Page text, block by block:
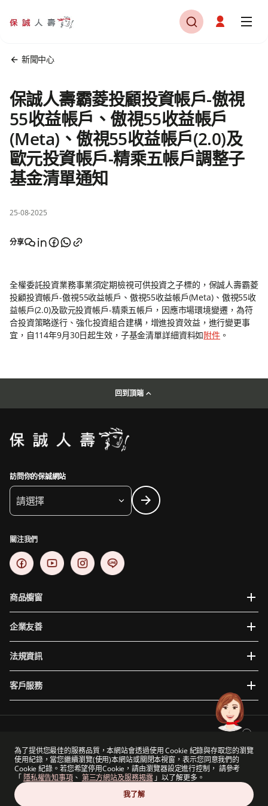
新聞中心
保誠人壽霸菱投顧投資帳戶-傲視
55收益帳戶、傲視55收益帳戶
(Meta)、傲視55收益帳戶(2.0)及
歐元投資帳戶-精乘五帳戶調整子
基金清單通知
25-08-2025
分享
全權委託投資業務事業須定期檢視可供投資之子標的，保誠人壽霸菱
投顧投資帳戶-傲視55收益帳戶、傲視55收益帳戶(Meta)、傲視55收
益帳戶(2.0)及歐元投資帳戶-精乘五帳戶，因應市場環境變遷，為符
合投資策略遂行、強化投資組合建構，增進投資效益，進行變更事
宜，自114年9月30日起生效，子基金清單詳細資料如附件 。
回到頂端
訪問你的保誠網站
請選擇
關注我們
商品櫥窗
企業友善
法規資訊
客戶服務
保誠集團與保德信金融集團（一家主要營業地點位於美國的公司）及The Prudential
Assurance Company Limited（M&G plc的附屬公司，一家於英國註冊成立的公司）沒有任何
關聯。
保誠人壽保險股份有限公司版權所有
Copyright © 2026 PCA Life Assurance Co., Ltd. All rights reserved.
為了提供您最佳的服務品質，本網站會透過使用 Cookie 紀錄與存取您的瀏覽
使用紀錄，當您繼續瀏覽(使用)本網站或關閉本視窗，表示您同意我們的
Cookie 紀錄。若您希望停用Cookie，請由瀏覽器設定進行控制， 請參考
「 隱私權告知事項、 第三方網站及服務揭露」以了解更多。
我了解